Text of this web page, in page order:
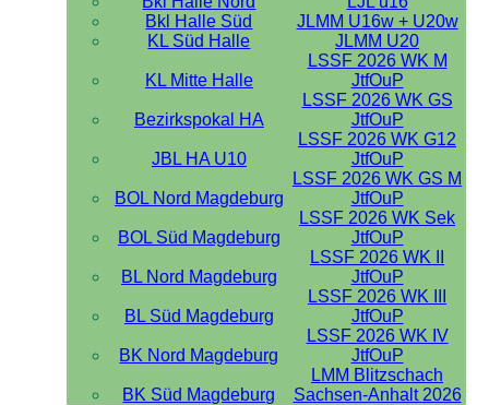
Bkl Halle Süd
JLMM U16w + U20w
KL Süd Halle
JLMM U20
KL Mitte Halle
LSSF 2026 WK M
JtfOuP
Bezirkspokal HA
LSSF 2026 WK GS
JtfOuP
JBL HA U10
LSSF 2026 WK G12
JtfOuP
BOL Nord Magdeburg
LSSF 2026 WK GS M
JtfOuP
BOL Süd Magdeburg
LSSF 2026 WK Sek
JtfOuP
BL Nord Magdeburg
LSSF 2026 WK II
JtfOuP
BL Süd Magdeburg
LSSF 2026 WK III
JtfOuP
BK Nord Magdeburg
LSSF 2026 WK IV
JtfOuP
BK Süd Magdeburg
LMM Blitzschach
Sachsen-Anhalt 2026